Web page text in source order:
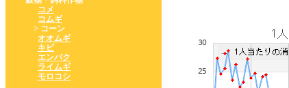
コメ
コムギ
> コーン
オオムギ
キビ
エンバク
ライムギ
モロコシ